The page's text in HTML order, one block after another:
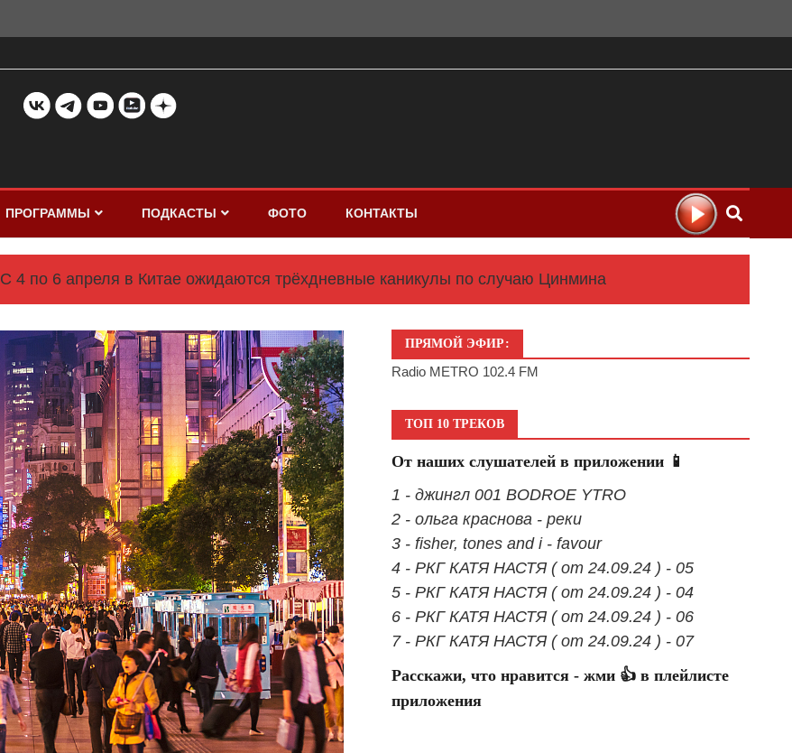
ПРОГРАММЫ ПОДКАСТЫ ФОТО КОНТАКТЫ
С 4 по 6 апреля в Китае ожидаются трёхдневные каникулы по случаю Цинмина
ПРЯМОЙ ЭФИР:
Radio METRO 102.4 FM
ТОП 10 ТРЕКОВ
От наших слушателей в приложении 📱
1 - джингл 001 BODROE YTRO
2 - ольга краснова - реки
3 - fisher, tones and i - favour
4 - РКГ КАТЯ НАСТЯ ( от 24.09.24 ) - 05
5 - РКГ КАТЯ НАСТЯ ( от 24.09.24 ) - 04
6 - РКГ КАТЯ НАСТЯ ( от 24.09.24 ) - 06
7 - РКГ КАТЯ НАСТЯ ( от 24.09.24 ) - 07
Расскажи, что нравится - жми 👍 в плейлисте
приложения